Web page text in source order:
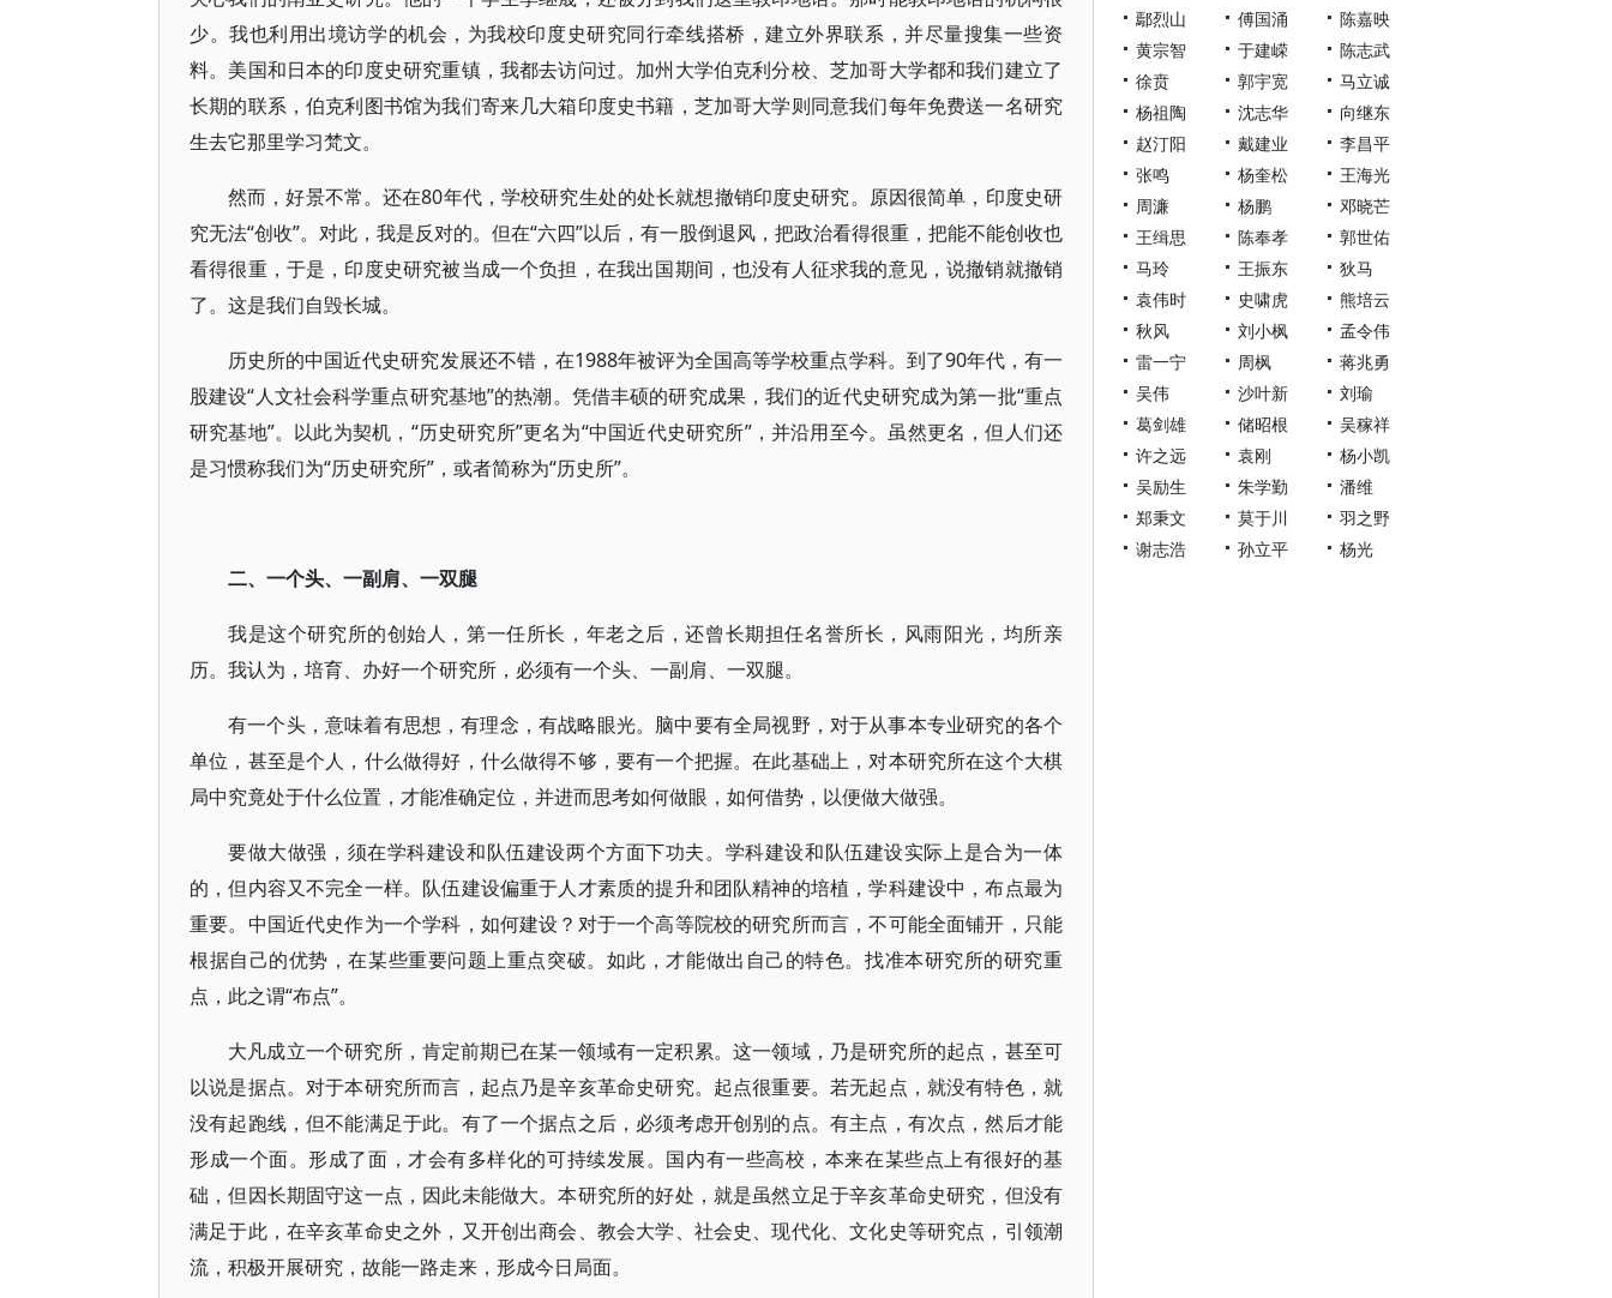
少。我也利用出境访学的机会，为我校印度史研究同行牵线搭桥，建立外界联系，并尽量搜集一些资
料。美国和日本的印度史研究重镇，我都去访问过。加州大学伯克利分校、芝加哥大学都和我们建立了
长期的联系，伯克利图书馆为我们寄来几大箱印度史书籍，芝加哥大学则同意我们每年免费送一名研究
生去它那里学习梵文。
然而，好景不常。还在80年代，学校研究生处的处长就想撤销印度史研究。原因很简单，印度史研
究无法“创收”。对此，我是反对的。但在“六四”以后，有一股倒退风，把政治看得很重，把能不能创收也
看得很重，于是，印度史研究被当成一个负担，在我出国期间，也没有人征求我的意见，说撤销就撤销
了。这是我们自毁长城。
历史所的中国近代史研究发展还不错，在1988年被评为全国高等学校重点学科。到了90年代，有一
股建设“人文社会科学重点研究基地”的热潮。凭借丰硕的研究成果，我们的近代史研究成为第一批“重点
研究基地”。以此为契机，“历史研究所”更名为“中国近代史研究所”，并沿用至今。虽然更名，但人们还
是习惯称我们为“历史研究所”，或者简称为“历史所”。
二、一个头、一副肩、一双腿
我是这个研究所的创始人，第一任所长，年老之后，还曾长期担任名誉所长，风雨阳光，均所亲
历。我认为，培育、办好一个研究所，必须有一个头、一副肩、一双腿。
有一个头，意味着有思想，有理念，有战略眼光。脑中要有全局视野，对于从事本专业研究的各个
单位，甚至是个人，什么做得好，什么做得不够，要有一个把握。在此基础上，对本研究所在这个大棋
局中究竟处于什么位置，才能准确定位，并进而思考如何做眼，如何借势，以便做大做强。
要做大做强，须在学科建设和队伍建设两个方面下功夫。学科建设和队伍建设实际上是合为一体
的，但内容又不完全一样。队伍建设偏重于人才素质的提升和团队精神的培植，学科建设中，布点最为
重要。中国近代史作为一个学科，如何建设？对于一个高等院校的研究所而言，不可能全面铺开，只能
根据自己的优势，在某些重要问题上重点突破。如此，才能做出自己的特色。找准本研究所的研究重
点，此之谓“布点”。
大凡成立一个研究所，肯定前期已在某一领域有一定积累。这一领域，乃是研究所的起点，甚至可
以说是据点。对于本研究所而言，起点乃是辛亥革命史研究。起点很重要。若无起点，就没有特色，就
没有起跑线，但不能满足于此。有了一个据点之后，必须考虑开创别的点。有主点，有次点，然后才能
形成一个面。形成了面，才会有多样化的可持续发展。国内有一些高校，本来在某些点上有很好的基
础，但因长期固守这一点，因此未能做大。本研究所的好处，就是虽然立足于辛亥革命史研究，但没有
满足于此，在辛亥革命史之外，又开创出商会、教会大学、社会史、现代化、文化史等研究点，引领潮
流，积极开展研究，故能一路走来，形成今日局面。
鄢烈山
傅国涌
陈嘉映
黄宗智
于建嵘
陈志武
徐贲
郭宇宽
马立诚
杨祖陶
沈志华
向继东
赵汀阳
戴建业
李昌平
张鸣
杨奎松
王海光
周濂
杨鹏
邓晓芒
王缉思
陈奉孝
郭世佑
马玲
王振东
狄马
袁伟时
史啸虎
熊培云
秋风
刘小枫
孟令伟
雷一宁
周枫
蒋兆勇
吴伟
沙叶新
刘瑜
葛剑雄
储昭根
吴稼祥
许之远
袁刚
杨小凯
吴励生
朱学勤
潘维
郑秉文
莫于川
羽之野
谢志浩
孙立平 杨光